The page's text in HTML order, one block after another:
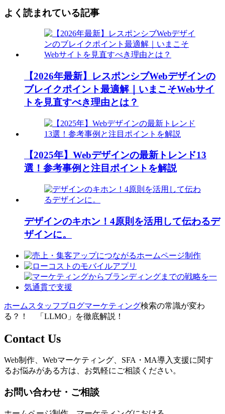
よく読まれている記事
【2026年最新】レスポンシブWebデザインの
ブレイクポイント最適解｜いまこそWebサイ
トを見直すべき理由とは？
【2025年】Webデザインの最新トレンド13
選！参考事例と注目ポイントを解説
デザインのキホン！4原則を活用して伝わるデ
ザインに。
ホーム スタッフブログマーケティング検索の常識が変わ
る？！ 「LLMO」を徹底解説！
Contact Us
Web制作、Webマーケティング、SFA・MA導入支援に関す
るお悩みがある方は、お気軽にご相談ください。
お問い合わせ・ご相談